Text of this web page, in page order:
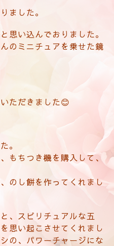
ました。
思い込んでおりました。
のミニチュアを乗せた鏡
ただきました😊
。
もちつき機を購入して、
のし餅を作ってくれまし
、スピリチュアルな五
思い起こさせてくれまし
の、パワーチャージにな